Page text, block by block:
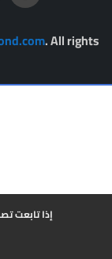
إذا تابعت
. All rights